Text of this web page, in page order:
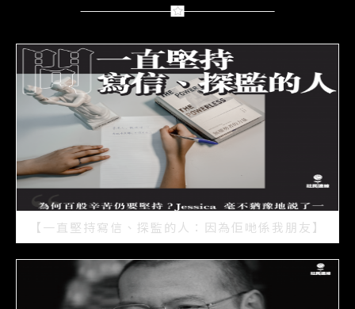
【一直堅持寫信、探監的人：因為佢哋係我朋友】
2021/07/15